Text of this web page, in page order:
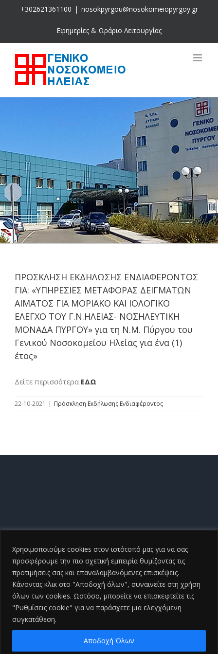
Χρησιμοποιούμε cookies στον ιστότοπό μας για να σας
προσφέρουμε την πιο σχετική εμπειρία θυμίζοντας τις
προτιμήσεις σας και επαναλαμβανόμενες επισκέψεις.
Κάνοντας κλικ στο "Αποδοχή όλων", συναινείτε στη χρήση
όλων των cookies. Ωστόσο, μπορείτε να επισκεφτείτε τις
"Ρυθμίσεις cookie" για να παράσχετε μια ελεγχόμενη
συγκατάθεση.
Αποδοχή Όλων
+302621361100 | nosokpyrgou@nosokomeiopyrgoy.gr
Εφημερίες & Ωράριο Λειτουργίας
ΠΡΟΣΚΛΗΣΗ ΕΚΔΗΛΩΣΗΣ ΕΝΔΙΑΦΕΡΟΝΤΟΣ
ΓΙΑ: «ΥΠΗΡΕΣΙΕΣ ΜΕΤΑΦΟΡΑΣ ΔΕΙΓΜΑΤΩΝ
ΑΙΜΑΤΟΣ ΓΙΑ ΜΟΡΙΑΚΟ ΚΑΙ ΙΟΛΟΓΙΚΟ
ΕΛΕΓΧΟ ΤΟΥ Γ.Ν.ΗΛΕΙΑΣ- ΝΟΣΗΛΕΥΤΙΚΗ
ΜΟΝΑΔΑ ΠΥΡΓΟΥ» για τη Ν.Μ. Πύργου του
Γενικού Νοσοκομείου Ηλείας για ένα (1)
έτος»
Δείτε περισσότερα ΕΔΩ
22-10-2021 | Πρόσκληση Εκδήλωσης Ενδιαφέροντος
Copyright ©2026 Γενικό Νοσοκομείο Ηλείας |All Rights
2026 | Developed by